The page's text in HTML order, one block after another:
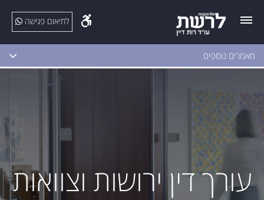
לתיאום פגישה
מאמרים נוספים
עורך דין ירושות וצוואות